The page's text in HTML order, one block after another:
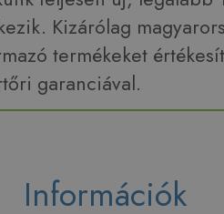
Kizárólag
termékeket
garanciával.
Információk